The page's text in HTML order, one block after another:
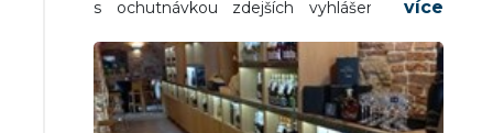
s ochutnávkou zdejších vyhlášených vín.